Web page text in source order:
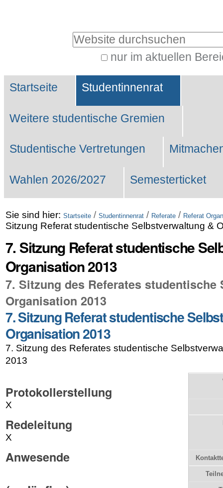
Website durchsuchen
nur im aktuellen
Suche…
Sektionen
Startseite Studentinnenrat
Weitere studentische Gremien
Studentische Vertretungen
Wahlen 2026/2027 Semesterticket
Sie sind hier: Startseite / Studentinnenrat / Referate / Referat
Sitzung Referat studentische Selbstverwaltung &
7. Sitzung Referat studentische
Organisation 2013
7. Sitzung des Referates
Organisation 2013
7. Sitzung Referat studentische
Organisation 2013
7. Sitzung des Referates studentische
2013
Protokollerstellung
X
Redeleitung
X
Anwesende